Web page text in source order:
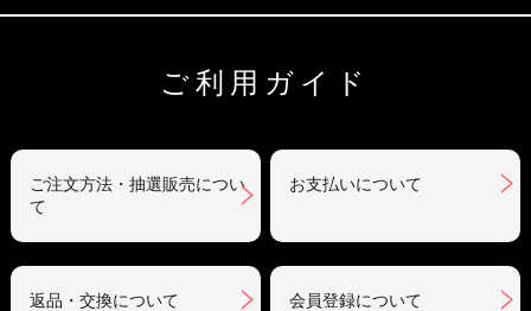
ご利用ガイド
ご注文方法・抽選販売につい
て
お支払いについて
返品・交換について 会員登録について